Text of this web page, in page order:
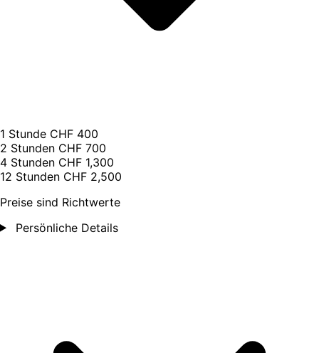
1 Stunde CHF 400
2 Stunden CHF 700
4 Stunden CHF 1,300
12 Stunden CHF 2,500
Preise sind Richtwerte
Persönliche Details